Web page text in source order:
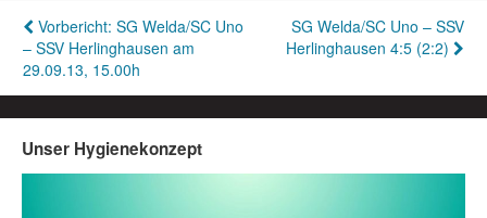
Beitragsnavigation
Vorbericht: SG Welda/SC Uno
– SSV Herlinghausen am
29.09.13, 15.00h
SG Welda/SC Uno – SSV
Herlinghausen 4:5 (2:2)
Unser Hygienekonzept